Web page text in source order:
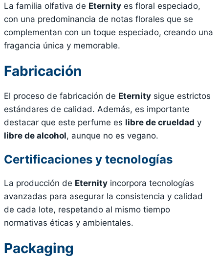
La familia olfativa de Eternity es floral especiado,
con una predominancia de notas florales que se
complementan con un toque especiado, creando una
fragancia única y memorable.
Fabricación
El proceso de fabricación de Eternity sigue estrictos
estándares de calidad. Además, es importante
destacar que este perfume es libre de crueldad y
libre de alcohol, aunque no es vegano.
Certificaciones y tecnologías
La producción de Eternity incorpora tecnologías
avanzadas para asegurar la consistencia y calidad
de cada lote, respetando al mismo tiempo
normativas éticas y ambientales.
Packaging